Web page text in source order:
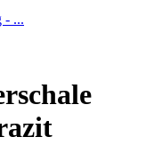
- ...